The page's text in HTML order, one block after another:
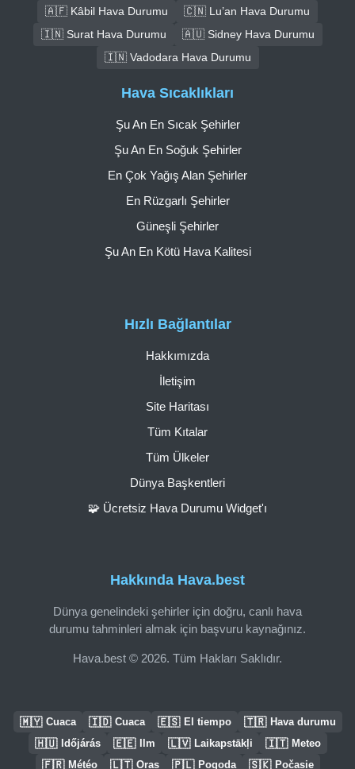
🇦🇫 Kâbil Hava Durumu
🇨🇳 Lu’an Hava Durumu
🇮🇳 Surat Hava Durumu
🇦🇺 Sidney Hava Durumu
🇮🇳 Vadodara Hava Durumu
Hakkında Hava.best
Dünya genelindeki şehirler için doğru, canlı hava
durumu tahminleri almak için başvuru kaynağınız.
Hava.best © 2026. Tüm Hakları Saklıdır.
Hızlı Bağlantılar
Hakkımızda
İletişim
Site Haritası
Tüm Kıtalar
Tüm Ülkeler
Dünya Başkentleri
🧩 Ücretsiz Hava Durumu Widget'ı
Hava Sıcaklıkları
Şu An En Sıcak Şehirler
Şu An En Soğuk Şehirler
En Çok Yağış Alan Şehirler
En Rüzgarlı Şehirler
Güneşli Şehirler
Şu An En Kötü Hava Kalitesi
🇲🇾 Cuaca 🇮🇩 Cuaca 🇪🇸 El tiempo 🇹🇷 Hava durumu
🇭🇺 Időjárás 🇪🇪 Ilm 🇱🇻 Laikapstākļi 🇮🇹 Meteo
🇫🇷 Météo 🇱🇹 Oras 🇵🇱 Pogoda 🇸🇰 Počasie